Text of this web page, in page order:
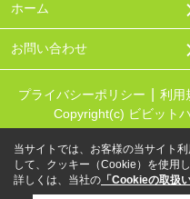
ホーム
お問い合わせ
プライバシーポリシー 利用
Copyright(c) ビビット
当サイトでは、お客様の当サイト
して、クッキー（Cookie）を使用し
詳しくは、当社の 「Cookieの取扱